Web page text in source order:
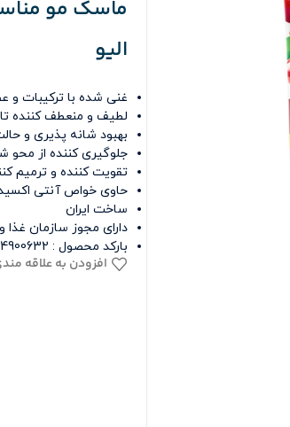
ماسک مو
الیو
غنی شده با ترکیبات و
لطیف و منعطف کننده
بهبود شانه پذیری و
جلوگیری کننده از محو
تقویت کننده و ترمیم
حاوی خواص آنتی
ساخت ایران
دارای مجوز سازمان غذا
بارکد محصول : 6261104900632
افزودن به علاقه